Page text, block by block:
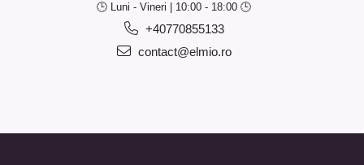
🕒 Luni - Vineri | 10:00 - 18:00 🕒
+40770855133
contact@elmio.ro